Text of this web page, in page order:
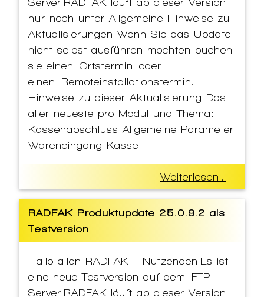
Server.RADFAK läuft ab dieser Version
nur noch unter Allgemeine Hinweise zu
Aktualisierungen Wenn Sie das Update
nicht selbst ausführen möchten buchen
sie einen Ortstermin oder
einen Remoteinstallationstermin.
Hinweise zu dieser Aktualisierung Das
aller neueste pro Modul und Thema:
Kassenabschluss Allgemeine Parameter
Wareneingang Kasse
Weiterlesen...
RADFAK Produktupdate 25.0.9.2 als
Testversion
Hallo allen RADFAK – Nutzenden!Es ist
eine neue Testversion auf dem FTP
Server.RADFAK läuft ab dieser Version